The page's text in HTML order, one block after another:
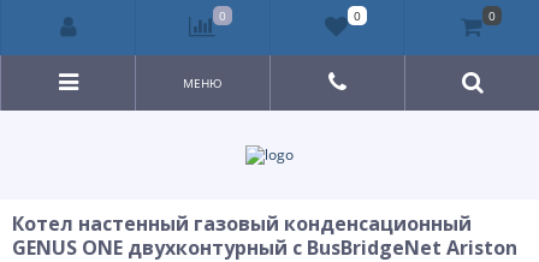
МЕНЮ
Котел настенный газовый конденсационный
GENUS ONE двухконтурный с BusBridgeNet Ariston
0 0 0